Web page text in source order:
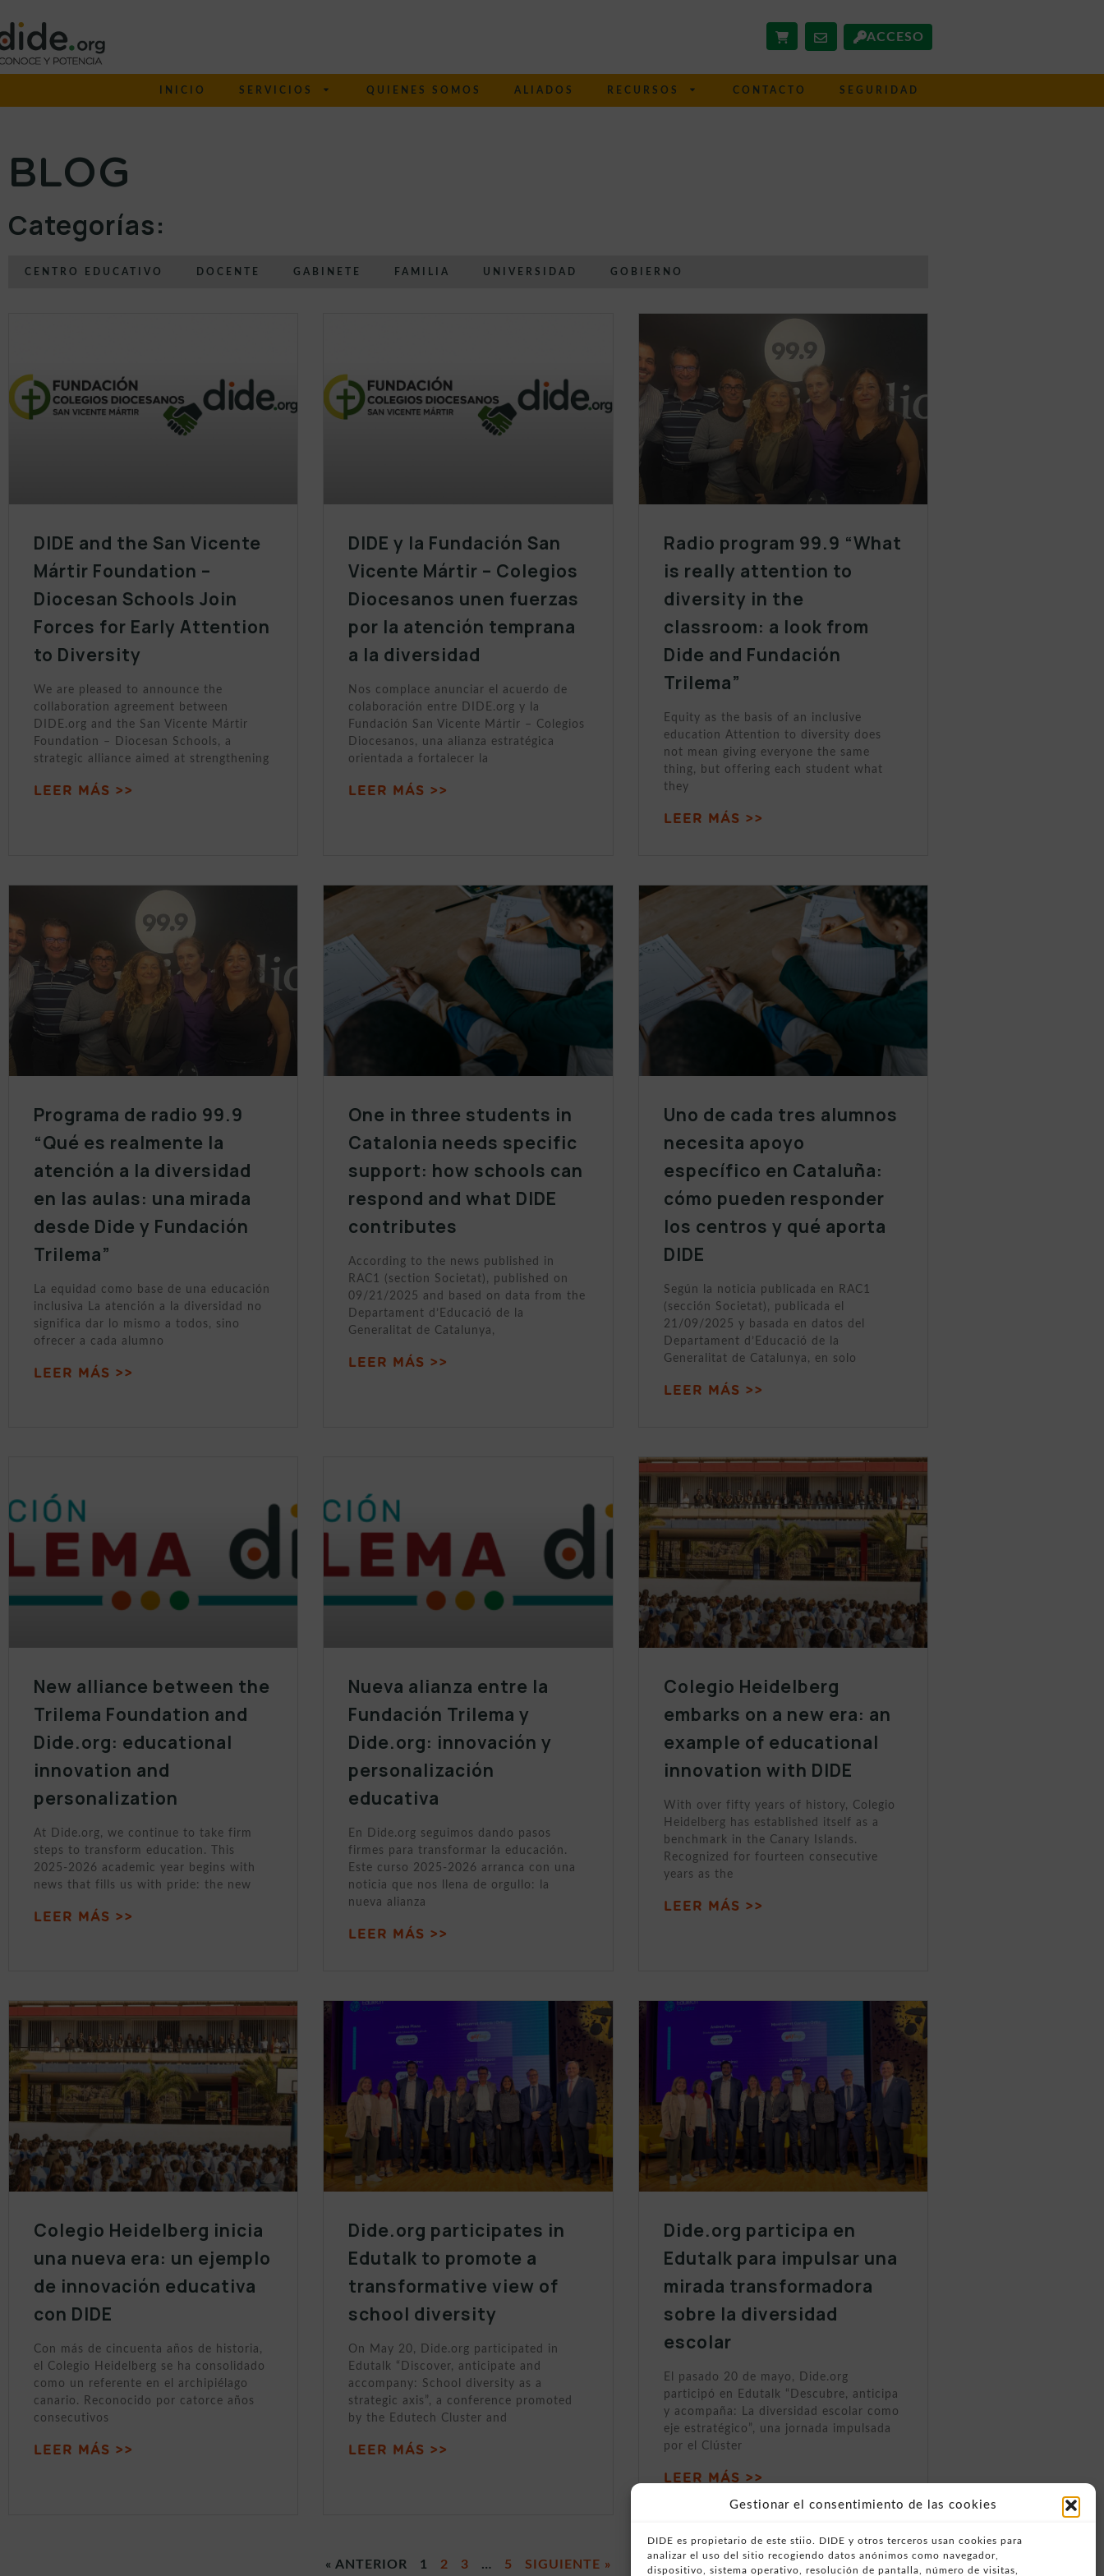
Gestionar el consentimiento de las cookies
DIDE es propietario de este stiio. DIDE y otros terceros usan cookies para
analizar el uso del sitio recogiendo datos anónimos como navegador,
dispositivo, sistema operativo, resolución de pantalla, número de visitas,
ACCESO
INICIO SERVICIOS QUIENES SOMOS ALIADOS RECURSOS CONTACTO SEGURIDAD
BLOG
Categorías:
CENTRO EDUCATIVO DOCENTE GABINETE FAMILIA UNIVERSIDAD GOBIERNO
DIDE and the San Vicente
Mártir Foundation –
Diocesan Schools Join
Forces for Early Attention
to Diversity
We are pleased to announce the
collaboration agreement between
DIDE.org and the San Vicente Mártir
Foundation – Diocesan Schools, a
strategic alliance aimed at strengthening
LEER MÁS >>
DIDE y la Fundación San
Vicente Mártir – Colegios
Diocesanos unen fuerzas
por la atención temprana
a la diversidad
Nos complace anunciar el acuerdo de
colaboración entre DIDE.org y la
Fundación San Vicente Mártir – Colegios
Diocesanos, una alianza estratégica
orientada a fortalecer la
LEER MÁS >>
Radio program 99.9 “What
is really attention to
diversity in the
classroom: a look from
Dide and Fundación
Trilema”
Equity as the basis of an inclusive
education Attention to diversity does
not mean giving everyone the same
thing, but offering each student what
they
LEER MÁS >>
Programa de radio 99.9
“Qué es realmente la
atención a la diversidad
en las aulas: una mirada
desde Dide y Fundación
Trilema”
La equidad como base de una educación
inclusiva La atención a la diversidad no
significa dar lo mismo a todos, sino
ofrecer a cada alumno
LEER MÁS >>
One in three students in
Catalonia needs specific
support: how schools can
respond and what DIDE
contributes
According to the news published in
RAC1 (section Societat), published on
09/21/2025 and based on data from the
Departament d’Educació de la
Generalitat de Catalunya,
LEER MÁS >>
Uno de cada tres alumnos
necesita apoyo
específico en Cataluña:
cómo pueden responder
los centros y qué aporta
DIDE
Según la noticia publicada en RAC1
(sección Societat), publicada el
21/09/2025 y basada en datos del
Departament d’Educació de la
Generalitat de Catalunya, en solo
LEER MÁS >>
New alliance between the
Trilema Foundation and
Dide.org: educational
innovation and
personalization
At Dide.org, we continue to take firm
steps to transform education. This
2025-2026 academic year begins with
news that fills us with pride: the new
LEER MÁS >>
Nueva alianza entre la
Fundación Trilema y
Dide.org: innovación y
personalización
educativa
En Dide.org seguimos dando pasos
firmes para transformar la educación.
Este curso 2025-2026 arranca con una
noticia que nos llena de orgullo: la
nueva alianza
LEER MÁS >>
Colegio Heidelberg
embarks on a new era: an
example of educational
innovation with DIDE
With over fifty years of history, Colegio
Heidelberg has established itself as a
benchmark in the Canary Islands.
Recognized for fourteen consecutive
years as the
LEER MÁS >>
Colegio Heidelberg inicia
una nueva era: un ejemplo
de innovación educativa
con DIDE
Con más de cincuenta años de historia,
el Colegio Heidelberg se ha consolidado
como un referente en el archipiélago
canario. Reconocido por catorce años
consecutivos
LEER MÁS >>
Dide.org participates in
Edutalk to promote a
transformative view of
school diversity
On May 20, Dide.org participated in
Edutalk “Discover, anticipate and
accompany: School diversity as a
strategic axis”, a conference promoted
by the Edutech Cluster and
LEER MÁS >>
Dide.org participa en
Edutalk para impulsar una
mirada transformadora
sobre la diversidad
escolar
El pasado 20 de mayo, Dide.org
participó en Edutalk “Descubre, anticipa
y acompaña: La diversidad escolar como
eje estratégico”, una jornada impulsada
por el Clúster
LEER MÁS >>
« ANTERIOR 1 2 3 … 5 SIGUIENTE »